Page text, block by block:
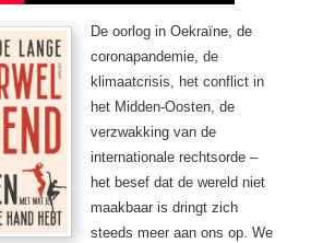
De oorlog in Oekraïne, de
coronapandemie, de
klimaatcrisis, het conflict in
het Midden-Oosten, de
verzwakking van de
internationale rechtsorde –
het besef dat de wereld niet
maakbaar is dringt zich
steeds meer aan ons op. We